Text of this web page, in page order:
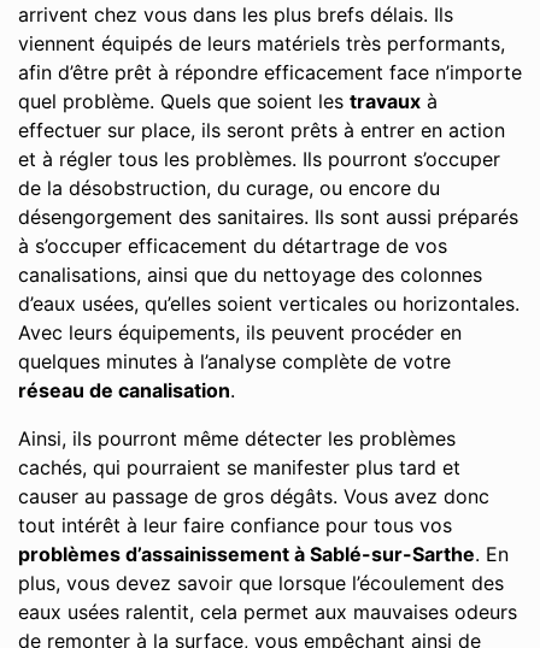
arrivent chez vous dans les plus brefs délais. Ils
viennent équipés de leurs matériels très performants,
afin d’être prêt à répondre efficacement face n’importe
quel problème. Quels que soient les travaux à
effectuer sur place, ils seront prêts à entrer en action
et à régler tous les problèmes. Ils pourront s’occuper
de la désobstruction, du curage, ou encore du
désengorgement des sanitaires. Ils sont aussi préparés
à s’occuper efficacement du détartrage de vos
canalisations, ainsi que du nettoyage des colonnes
d’eaux usées, qu’elles soient verticales ou horizontales.
Avec leurs équipements, ils peuvent procéder en
quelques minutes à l’analyse complète de votre
réseau de canalisation.
Ainsi, ils pourront même détecter les problèmes
cachés, qui pourraient se manifester plus tard et
causer au passage de gros dégâts. Vous avez donc
tout intérêt à leur faire confiance pour tous vos
problèmes d’assainissement à Sablé-sur-Sarthe. En
plus, vous devez savoir que lorsque l’écoulement des
eaux usées ralentit, cela permet aux mauvaises odeurs
de remonter à la surface, vous empêchant ainsi de